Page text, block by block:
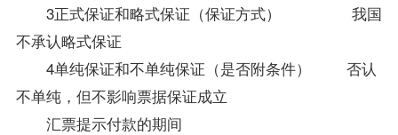
3正式保证和略式保证（保证方式） 我国
不承认略式保证
4单纯保证和不单纯保证（是否附条件） 否认
不单纯，但不影响票据保证成立
汇票提示付款的期间